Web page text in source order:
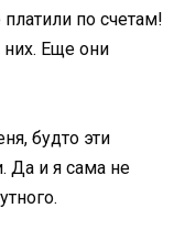
по счетам!
них. Еще они
будто эти
Да и я сама не